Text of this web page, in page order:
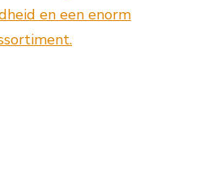
en een enorm